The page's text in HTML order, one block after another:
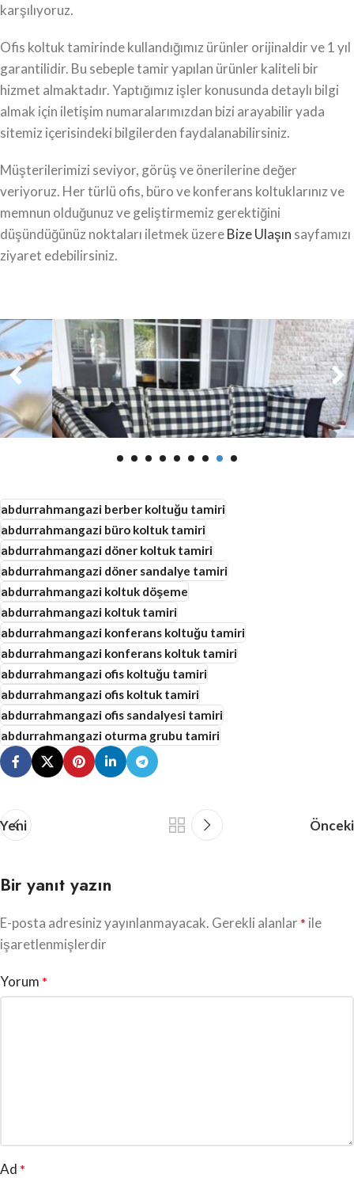
karşılıyoruz.
Ofis koltuk tamirinde kullandığımız ürünler orijinaldir ve 1 yıl
garantilidir. Bu sebeple tamir yapılan ürünler kaliteli bir
hizmet almaktadır. Yaptığımız işler konusunda detaylı bilgi
almak için iletişim numaralarımızdan bizi arayabilir yada
sitemiz içerisindeki bilgilerden faydalanabilirsiniz.
Müşterilerimizi seviyor, görüş ve önerilerine değer
veriyoruz. Her türlü ofis, büro ve konferans koltuklarınız ve
memnun olduğunuz ve geliştirmemiz gerektiğini
düşündüğünüz noktaları iletmek üzereBize Ulaşın sayfamızı
ziyaret edebilirsiniz.
abdurrahmangazi berber koltuğu tamiri
abdurrahmangazi büro koltuk tamiri
abdurrahmangazi döner koltuk tamiri
abdurrahmangazi döner sandalye tamiri
abdurrahmangazi koltuk döşeme
abdurrahmangazi koltuk tamiri
abdurrahmangazi konferans koltuğu tamiri
abdurrahmangazi konferans koltuk tamiri
abdurrahmangazi ofis koltuğu tamiri
abdurrahmangazi ofis koltuk tamiri
abdurrahmangazi ofis sandalyesi tamiri
abdurrahmangazi oturma grubu tamiri
Yeni Önceki
Bir yanıt yazın
E-posta adresiniz yayınlanmayacak. Gerekli alanlar* ile
işaretlenmişlerdir
Yorum *
Ad *